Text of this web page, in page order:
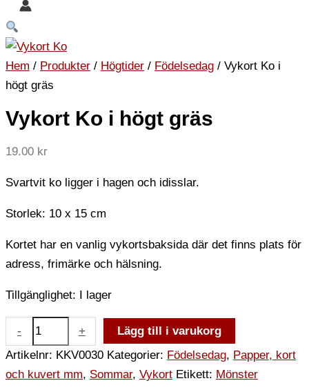
Hem / Produkter / Högtider / Födelsedag / Vykort Ko i
högt gräs
Vykort Ko i högt gräs
19.00 kr
Svartvit ko ligger i hagen och idisslar.
Storlek: 10 x 15 cm
Kortet har en vanlig vykortsbaksida där det finns plats för
adress, frimärke och hälsning.
Tillgänglighet: I lager
- +
Lägg till i varukorg
Artikelnr: KKV0030 Kategorier: Födelsedag, Papper, kort
och kuvert mm, Sommar, Vykort Etikett: Mönster